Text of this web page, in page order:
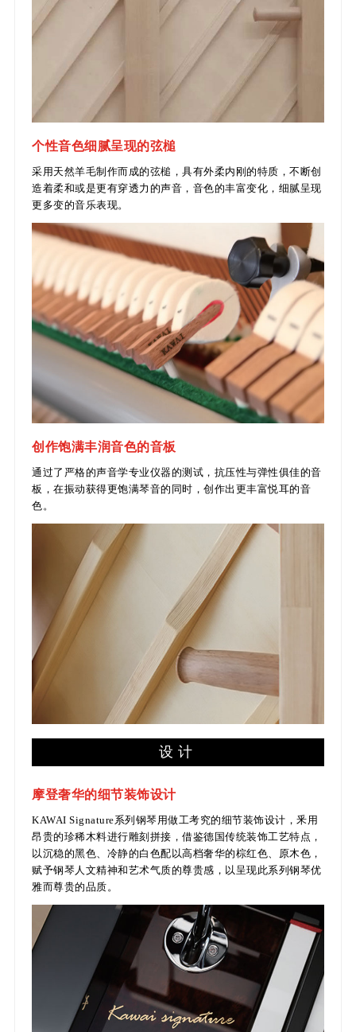
个性音色细腻呈现的弦槌
采用天然羊毛制作而成的弦槌，具有外柔内刚的特质，不断创
造着柔和或是更有穿透力的声音，音色的丰富变化， 细腻呈现
更多变的音乐表现。
创作饱满丰润音色的音板
通过了严格的声音学专业仪器的测试，抗压性与弹性俱佳的音
板，在振动获得更饱满琴音的同时，创作出更丰富悦耳的音
色。
设计
摩登奢华的细节装饰设计
KAWAI Signature系列钢琴用做工考究的细节装饰设计，釆用
昂贵的珍稀木料进行雕刻拼接，借鉴德国传统装饰工艺特点，
以沉稳的黑色、冷静的白色配以高档奢华的棕红色、原木色，
赋予钢琴人文精神和艺术气质的尊贵感，以呈现此系列钢琴优
雅而尊贵的品质。